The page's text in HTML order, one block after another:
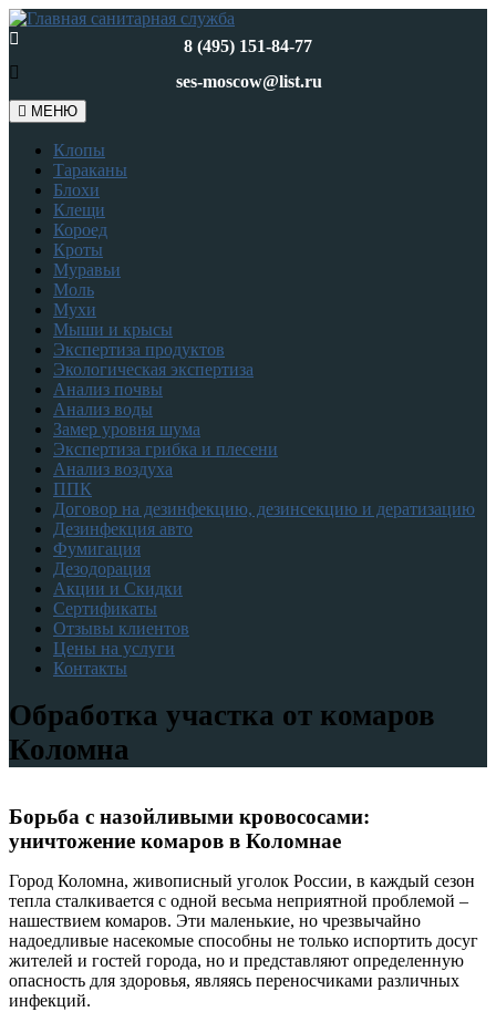
8 (495) 151-84-77
ses-moscow@list.ru
МЕНЮ
Клопы
Тараканы
Блохи
Клещи
Короед
Кроты
Муравьи
Моль
Мухи
Мыши и крысы
Экспертиза продуктов
Экологическая экспертиза
Анализ почвы
Анализ воды
Замер уровня шума
Экспертиза грибка и плесени
Анализ воздуха
ППК
Договор на дезинфекцию, дезинсекцию и дератизацию
Дезинфекция авто
Фумигация
Дезодорация
Акции и Скидки
Сертификаты
Отзывы клиентов
Цены на услуги
Контакты
Обработка участка от комаров
Коломна
Борьба с назойливыми кровососами:
уничтожение комаров в Коломнае
Город Коломна, живописный уголок России, в каждый сезон
тепла сталкивается с одной весьма неприятной проблемой –
нашествием комаров. Эти маленькие, но чрезвычайно
надоедливые насекомые способны не только испортить досуг
жителей и гостей города, но и представляют определенную
опасность для здоровья, являясь переносчиками различных
инфекций.